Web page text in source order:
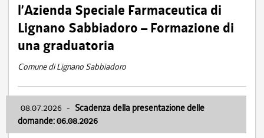
l’Azienda Speciale Farmaceutica di
Lignano Sabbiadoro – Formazione di
una graduatoria
Comune di Lignano Sabbiadoro
08.07.2026 - Scadenza della presentazione delle
domande: 06.08.2026